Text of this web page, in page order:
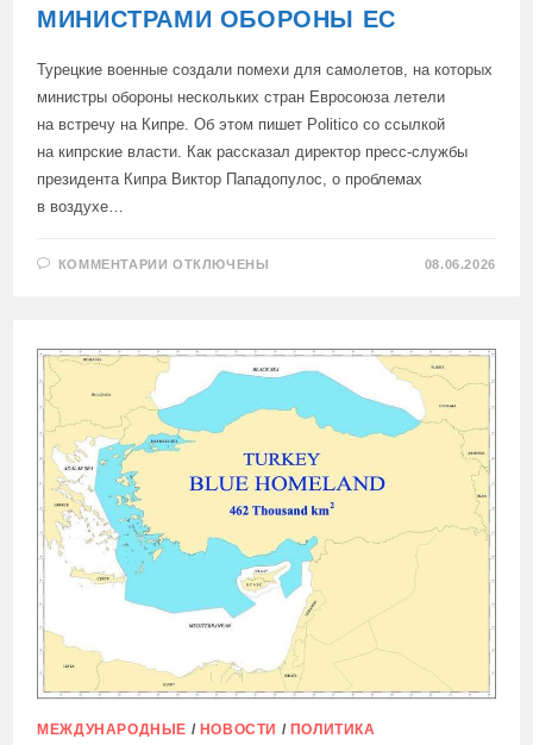
МИНИСТРАМИ ОБОРОНЫ ЕС
Турецкие военные создали помехи для самолетов, на которых
министры обороны нескольких стран Евросоюза летели
на встречу на Кипре. Об этом пишет Politico со ссылкой
на кипрские власти. Как рассказал директор пресс-службы
президента Кипра Виктор Пападопулос, о проблемах
в воздухе…
КОММЕНТАРИИ К
САМОЛЕТАМ
С
МИНИСТРАМИ
ОБОРОНЫ
ОТКЛЮЧЕНЫ 08.06.2026
МЕЖДУНАРОДНЫЕ / НОВОСТИ / ПОЛИТИКА